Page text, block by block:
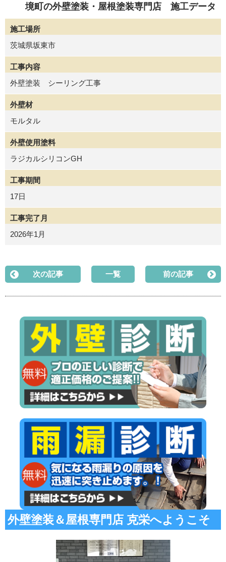
境町の外壁塗装・屋根塗装専門店 施工データ
施工場所
茨城県坂東市
工事内容
外壁塗装 シーリング工事
外壁材
モルタル
外壁使用塗料
ラジカルシリコンGH
工事期間
17日
工事完了月
2026年1月
次の記事 一覧 前の記事
外壁塗装＆屋根専門店 克栄へようこそ